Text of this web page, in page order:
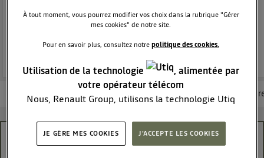
REJOINDRE
Les questions de la communauté Les articles Consultez la
Problème de batterie ??
À tout moment, vous pourrez modifier vos choix dans la rubrique "Gérer
mes cookies" de notre site.
Pour en savoir plus, consultez notrepolitique des cookies.
Utilisation de la technologie
, alimentée par
votre opérateur télécom
Nous, Renault Group, utilisons la technologie Utiq
cette notice de consentement) et liées à votre
JE GÈRE MES COOKIES J'ACCEPTE LES COOKIES